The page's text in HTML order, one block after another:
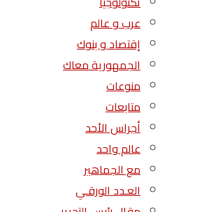
عرب و عالم
إقتصاد و بنوك
الجمهورية معاك
منوعات
متابعات
أجراس الأحد
عالم واحد
مع الجماهير
العـدد الورقـي